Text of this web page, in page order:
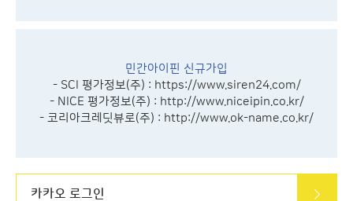
민간아이핀 신규가입
- SCI 평가정보(주) : https://www.siren24.com/
- NICE 평가정보(주) : http://www.niceipin.co.kr/
- 코리아크레딧뷰로(주) : http://www.ok-name.co.kr/
카카오 로그인